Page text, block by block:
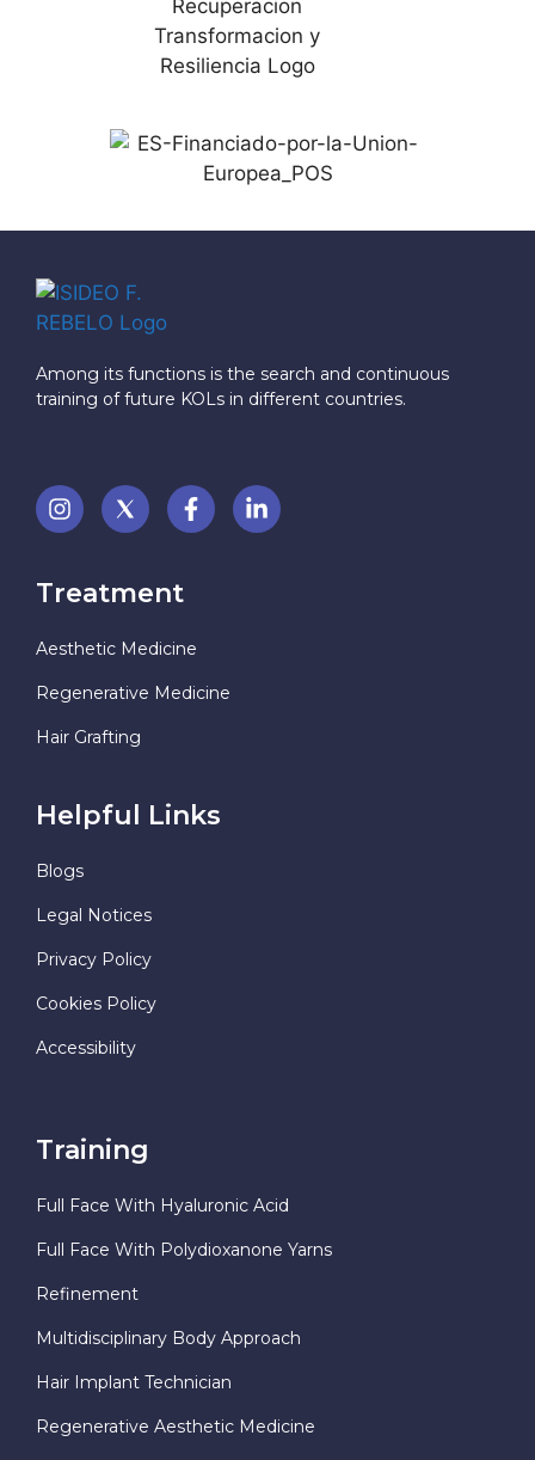
Among its functions is the search and continuous
training of future KOLs in different countries.
Treatment
Aesthetic Medicine
Regenerative Medicine
Hair Grafting
Helpful Links
Blogs
Legal Notices
Privacy Policy
Cookies Policy
Accessibility
Training
Full Face With Hyaluronic Acid
Full Face With Polydioxanone Yarns
Refinement
Multidisciplinary Body Approach
Hair Implant Technician
Regenerative Aesthetic Medicine